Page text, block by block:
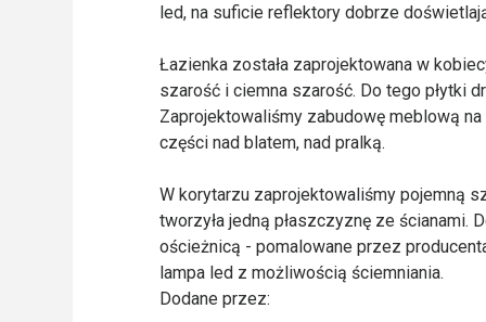
led, na suficie reflektory dobrze
Łazienka została zaprojektowana w
szarość i ciemna szarość. Do tego płytki
Zaprojektowaliśmy zabudowę meblową
części nad blatem, nad pralką.
W korytarzu zaprojektowaliśmy pojemną
tworzyła jedną płaszczyznę ze ścianami.
ościeżnicą - pomalowane przez
lampa led z możliwością ściemniania.
Dodane przez: